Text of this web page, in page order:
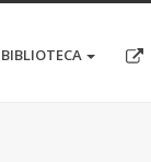
BIBLIOTECA